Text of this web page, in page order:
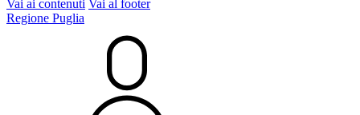
Vai ai contenuti Vai al footer
Regione Puglia